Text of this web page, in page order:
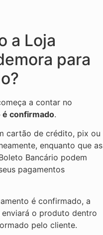
a Loja
para
a contar no
é confirmado.
cartão de crédito, pix ou
enquanto que as
Bancário podem
pagamentos
é confirmado, a
enviará o produto dentro
pelo cliente.